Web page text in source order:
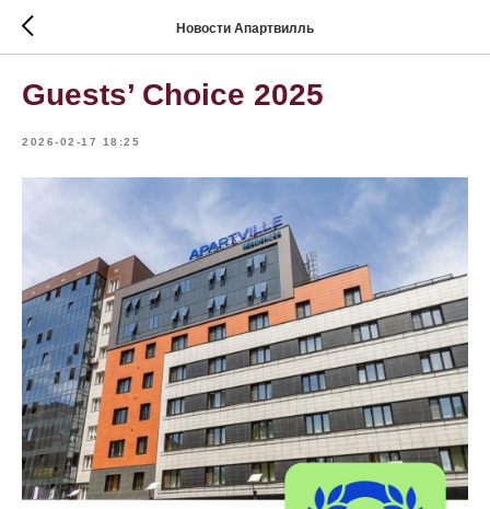
Новости Апартвилль
Guests’ Choice 2025
2026-02-17 18:25